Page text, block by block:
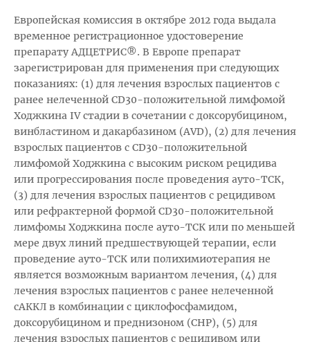
Европейская комиссия в октябре 2012 года выдала
временное регистрационное удостоверение
препарату АДЦЕТРИС®. В Европе препарат
зарегистрирован для применения при следующих
показаниях: (1) для лечения взрослых пациентов с
ранее нелеченной CD30-положительной лимфомой
Ходжкина IV стадии в сочетании с доксорубицином,
винбластином и дакарбазином (AVD), (2) для лечения
взрослых пациентов с CD30-положительной
лимфомой Ходжкина с высоким риском рецидива
или прогрессирования после проведения ауто-ТСК,
(3) для лечения взрослых пациентов с рецидивом
или рефрактерной формой CD30-положительной
лимфомы Ходжкина после ауто-ТСК или по меньшей
мере двух линий предшествующей терапии, если
проведение ауто-ТСК или полихимиотерапия не
является возможным вариантом лечения, (4) для
лечения взрослых пациентов с ранее нелеченной
сАККЛ в комбинации с циклофосфамидом,
доксорубицином и преднизоном (CHP), (5) для
лечения взрослых пациентов с рецидивом или